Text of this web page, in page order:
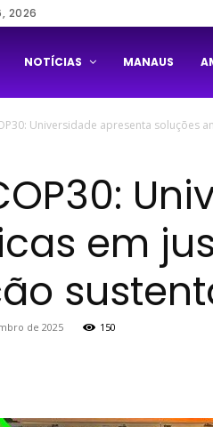
2026
NOTÍCIAS MANAUS
Universidade apresenta soluções
em
de 2025 150